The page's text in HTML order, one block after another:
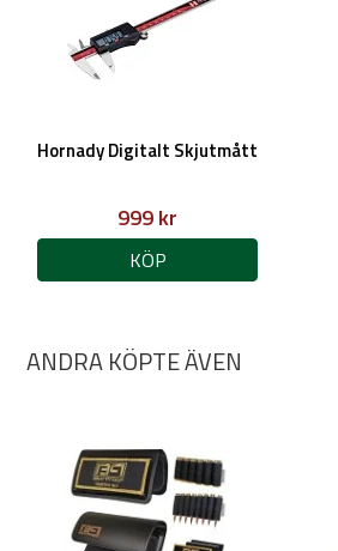
Hornady Digitalt Skjutmått
999 kr
KÖP
ANDRA KÖPTE ÄVEN